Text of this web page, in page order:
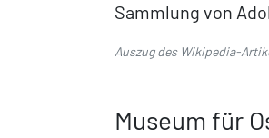
Sammlung von
Auszug des Wikipedia-
Museum für